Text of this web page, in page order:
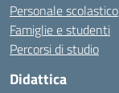
Personale scolastico
Famiglie e studenti
Percorsi di studio
Didattica